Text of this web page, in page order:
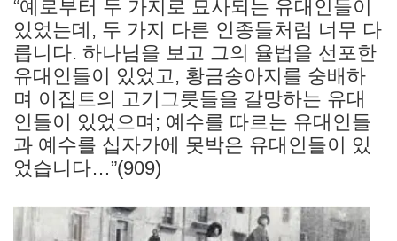
“예로부터 두 가지로 묘사되는 유대인들이
있었는데, 두 가지 다른 인종들처럼 너무 다
릅니다. 하나님을 보고 그의 율법을 선포한
유대인들이 있었고, 황금송아지를 숭배하
며 이집트의 고기그릇들을 갈망하는 유대
인들이 있었으며; 예수를 따르는 유대인들
과 예수를 십자가에 못박은 유대인들이 있
었습니다…”(909)